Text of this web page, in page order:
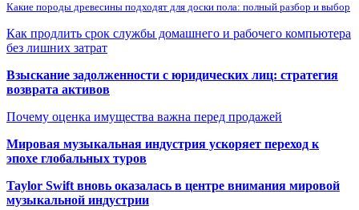
Какие породы древесины подходят для доски пола: полный разбор и выбор
Как продлить срок службы домашнего и рабочего компьютера
без лишних затрат
Взыскание задолженности с юридических лиц: стратегия
возврата активов
Почему оценка имущества важна перед продажей
Мировая музыкальная индустрия ускоряет переход к
эпохе глобальных туров
Taylor Swift вновь оказалась в центре внимания мировой
музыкальной индустрии